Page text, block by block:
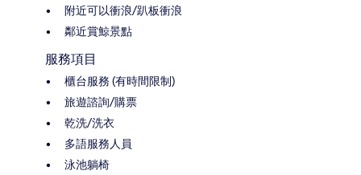
附近可以衝浪/趴板衝浪
鄰近賞鯨景點
服務項目
櫃台服務 (有時間限制)
旅遊諮詢/購票
乾洗/洗衣
多語服務人員
泳池躺椅